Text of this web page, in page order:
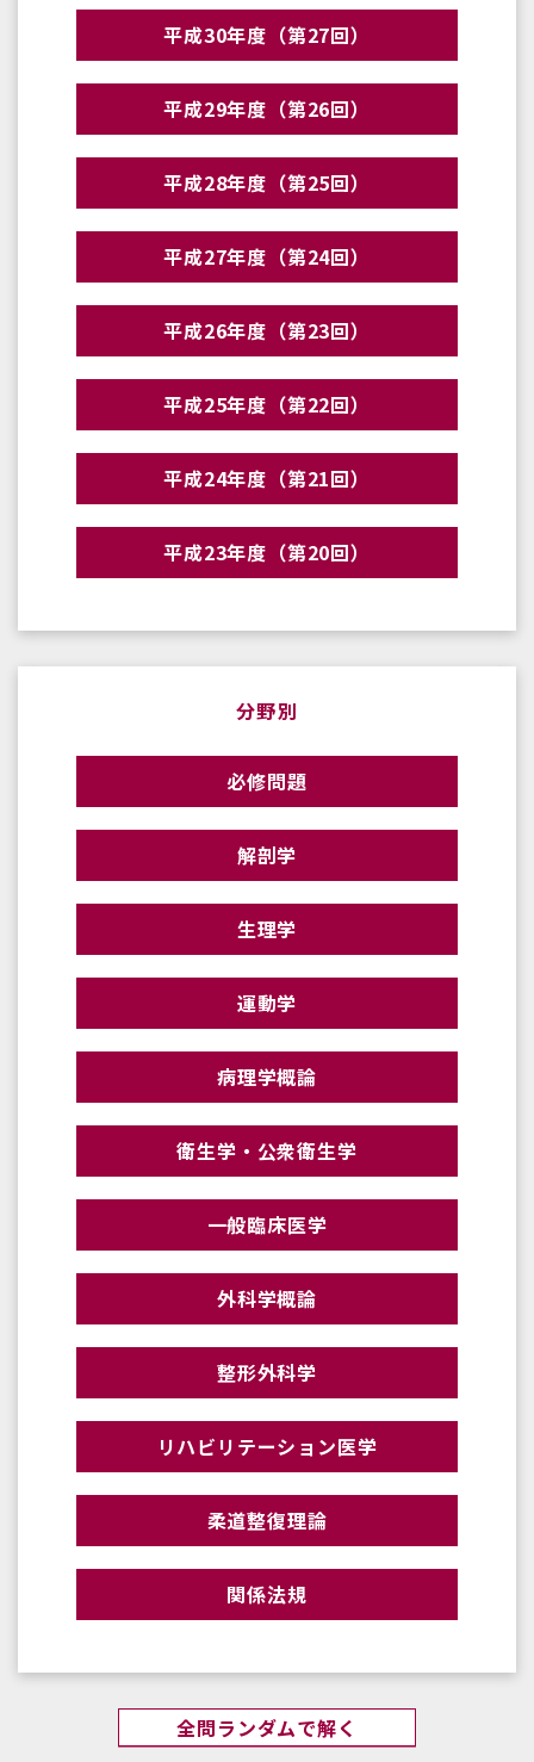
平成30年度（第27回）
平成29年度（第26回）
平成28年度（第25回）
平成27年度（第24回）
平成26年度（第23回）
平成25年度（第22回）
平成24年度（第21回）
平成23年度（第20回）
分野別
必修問題
解剖学
生理学
運動学
病理学概論
衛生学・公衆衛生学
一般臨床医学
外科学概論
整形外科学
リハビリテーション医学
柔道整復理論
関係法規
全問ランダムで解く